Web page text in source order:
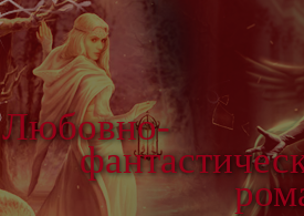
Любовно-